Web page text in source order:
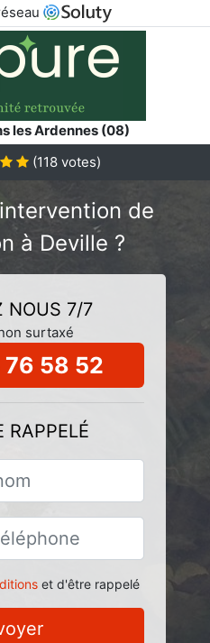
les Ardennes (08)
(118 votes)
de
à Deville ?
NOUS 7/7
surtaxé
58 52
RAPPELÉ
et d'être rappelé